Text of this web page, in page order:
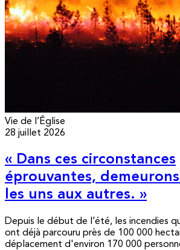
Vie de l’Église
28 juillet 2026
« Dans ces circonstances
éprouvantes,
les uns aux autres. »
Depuis le début de l’été, les incendies
ont déjà parcouru près de 100 000
déplacement d'environ 170 000